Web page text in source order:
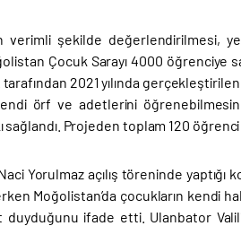
verimli şekilde
Çocuk Sarayı 4000
2021 yılında gerçekleştirilen
örf ve adetlerini
Projeden toplam 120 öğrenci
Naci Yorulmaz açılış töreninde
Moğolistan’da çocukların
duyduğunu ifade etti. Ulanbator